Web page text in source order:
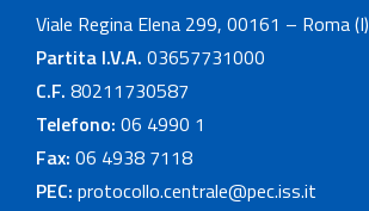
Viale Regina Elena 299, 00161 – Roma (I)
Partita I.V.A. 03657731000
C.F. 80211730587
Telefono: 06 4990 1
Fax: 06 4938 7118
PEC: protocollo.centrale@pec.iss.it